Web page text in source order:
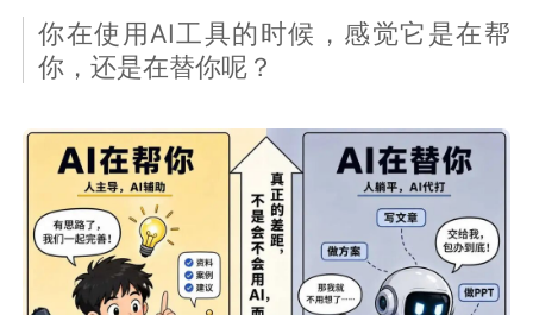
你在使用AI工具的时候，感觉它是在帮
你，还是在替你呢？